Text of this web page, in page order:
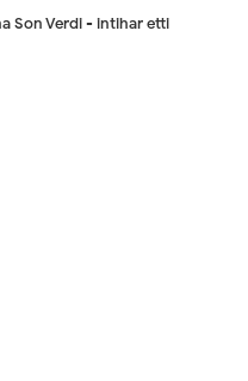
Son Verdi - intihar etti